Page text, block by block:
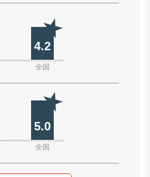
4.2
全国
5.0
全国